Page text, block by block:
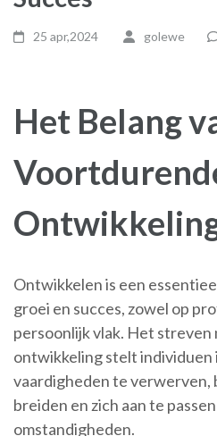
25 apr,2024 golewe
Het Belang
Ontwikkelen is een
groei en succes, zowel op
persoonlijk vlak. Het
ontwikkeling stelt individuen
vaardigheden te verwerven,
breiden en zich aan te
omstandigheden.